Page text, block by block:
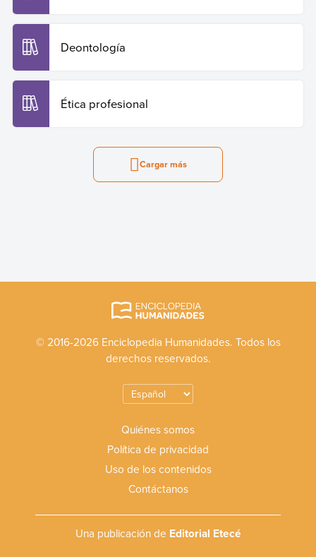
Deontología
Ética profesional
Cargar más
© 2016-2026 Enciclopedia Humanidades. Todos los
derechos reservados.
Quiénes somos
Política de privacidad
Uso de los contenidos
Contáctanos
Una publicación de Editorial Etecé